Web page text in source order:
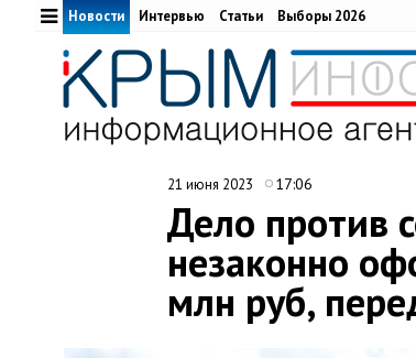
Новости Интервью Статьи Выборы 2026
21 июня 2023 17:06
Дело против
незаконно
млн руб,